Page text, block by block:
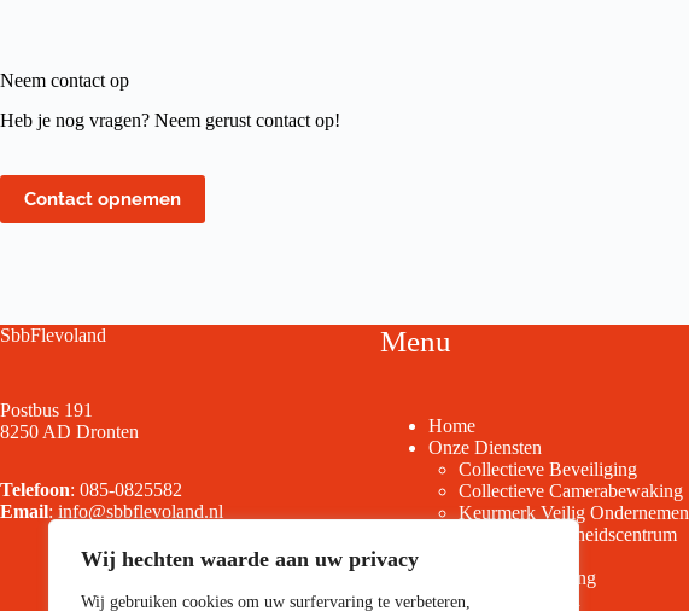
Wij hechten waarde aan uw privacy
Wij gebruiken cookies om uw surfervaring te verbeteren,
Neem contact op
Heb je nog vragen? Neem gerust contact op!
Contact opnemen
SbbFlevoland
Postbus 191
8250 AD Dronten
Telefoon: 085-0825582
Email: info@sbbflevoland.nl
Menu
Home
Onze Diensten
Collectieve Beveiliging
Collectieve Camerabewaking
Keurmerk Veilig Ondernemen
Cyberweerbaarheidscentrum
Drone beveiliging
Brandveiligheid